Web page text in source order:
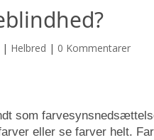
| Helbred | 0 Kommentarer
som
eller se farver helt.